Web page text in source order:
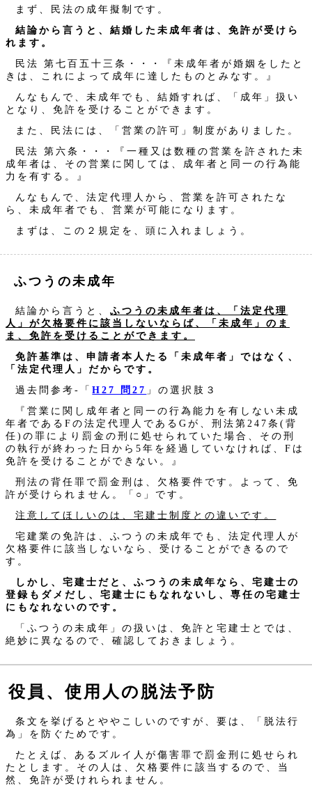
まず、民法の成年擬制です。
結論から言うと、結婚した未成年者は、免許が受けら
れます。
民法 第七百五十三条・・・『未成年者が婚姻をしたと
きは、これによって成年に達したものとみなす。』
んなもんで、未成年でも、結婚すれば、「成年」扱い
となり、免許を受けることができます。
また、民法には、「営業の許可」制度がありました。
民法 第六条・・・『一種又は数種の営業を許された未
成年者は、その営業に関しては、成年者と同一の行為能
力を有する。』
んなもんで、法定代理人から、営業を許可されたな
ら、未成年者でも、営業が可能になります。
まずは、この２規定を、頭に入れましょう。
ふつうの未成年
結論から言うと、ふつうの未成年者は、「法定代理
人」が欠格要件に該当しないならば、「未成年」のま
ま、免許を受けることができます。
免許基準は、申請者本人たる「未成年者」ではなく、
「法定代理人」だからです。
過去問参考‐「H27 問27 」の選択肢３
『営業に関し成年者と同一の行為能力を有しない未成
年者であるFの法定代理人であるGが、刑法第247条(背
任)の罪により罰金の刑に処せられていた場合、その刑
の執行が終わった日から5年を経過していなければ、Fは
免許を受けることができない。』
刑法の背任罪で罰金刑は、欠格要件です。よって、免
許が受けられません。「○」です。
注意してほしいのは、宅建士制度との違いです。
宅建業の免許は、ふつうの未成年でも、法定代理人が
欠格要件に該当しないなら、受けることができるので
す。
しかし、宅建士だと、ふつうの未成年なら、宅建士の
登録もダメだし、宅建士にもなれないし、専任の宅建士
にもなれないのです。
「ふつうの未成年」の扱いは、免許と宅建士とでは、
絶妙に異なるので、確認しておきましょう。
役員、使用人の脱法予防
条文を挙げるとややこしいのですが、要は、「脱法行
為」を防ぐためです。
たとえば、あるズルイ人が傷害罪で罰金刑に処せられ
たとします。その人は、欠格要件に該当するので、当
然、免許が受けれられません。